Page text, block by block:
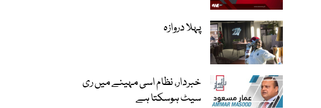
پہلا دروازہ
خبردار، نظام اسی مہینے میں ری
سیٹ ہوسکتا ہے